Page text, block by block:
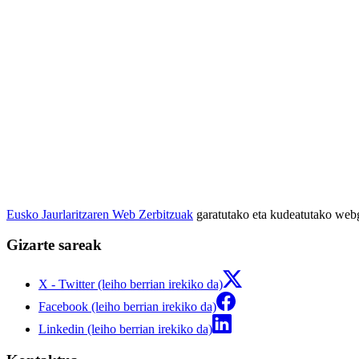
Eusko Jaurlaritzaren Web Zerbitzuak garatutako eta kudeatutako
Gizarte sareak
X - Twitter (leiho berrian irekiko da)
Facebook (leiho berrian irekiko da)
Linkedin (leiho berrian irekiko da)